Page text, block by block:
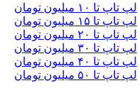
لپ تاپ تا ۱۰ میلیون تومان
لپ تاپ تا ۱۵ میلیون تومان
لپ تاپ تا ۲۰ میلیون تومان
لپ تاپ تا ۳۰ میلیون تومان
لپ تاپ تا ۴۰ میلیون تومان
لپ تاپ تا ۵۰ میلیون تومان